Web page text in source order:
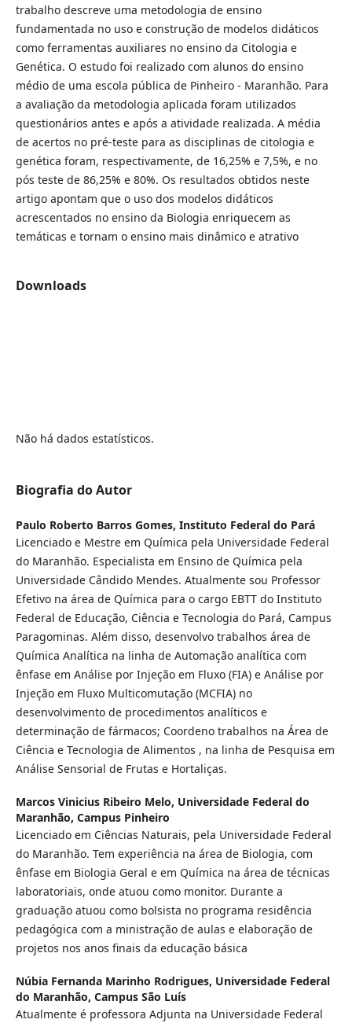
trabalho descreve uma metodologia de ensino
fundamentada no uso e construção de modelos didáticos
como ferramentas auxiliares no ensino da Citologia e
Genética. O estudo foi realizado com alunos do ensino
médio de uma escola pública de Pinheiro - Maranhão. Para
a avaliação da metodologia aplicada foram utilizados
questionários antes e após a atividade realizada. A média
de acertos no pré-teste para as disciplinas de citologia e
genética foram, respectivamente, de 16,25% e 7,5%, e no
pós teste de 86,25% e 80%. Os resultados obtidos neste
artigo apontam que o uso dos modelos didáticos
acrescentados no ensino da Biologia enriquecem as
temáticas e tornam o ensino mais dinâmico e atrativo
Downloads
Não há dados estatísticos.
Biografia do Autor
Paulo Roberto Barros Gomes, Instituto Federal do Pará
Licenciado e Mestre em Química pela Universidade Federal
do Maranhão. Especialista em Ensino de Química pela
Universidade Cândido Mendes. Atualmente sou Professor
Efetivo na área de Química para o cargo EBTT do Instituto
Federal de Educação, Ciência e Tecnologia do Pará, Campus
Paragominas. Além disso, desenvolvo trabalhos área de
Química Analítica na linha de Automação analítica com
ênfase em Análise por Injeção em Fluxo (FIA) e Análise por
Injeção em Fluxo Multicomutação (MCFIA) no
desenvolvimento de procedimentos analíticos e
determinação de fármacos; Coordeno trabalhos na Área de
Ciência e Tecnologia de Alimentos , na linha de Pesquisa em
Análise Sensorial de Frutas e Hortaliças.
Marcos Vinicius Ribeiro Melo, Universidade Federal do
Maranhão, Campus Pinheiro
Licenciado em Ciências Naturais, pela Universidade Federal
do Maranhão. Tem experiência na área de Biologia, com
ênfase em Biologia Geral e em Química na área de técnicas
laboratoriais, onde atuou como monitor. Durante a
graduação atuou como bolsista no programa residência
pedagógica com a ministração de aulas e elaboração de
projetos nos anos finais da educação básica
Núbia Fernanda Marinho Rodrigues, Universidade Federal
do Maranhão, Campus São Luís
Atualmente é professora Adjunta na Universidade Federal